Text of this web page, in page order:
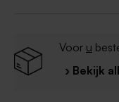
Voor u
› Bekijk